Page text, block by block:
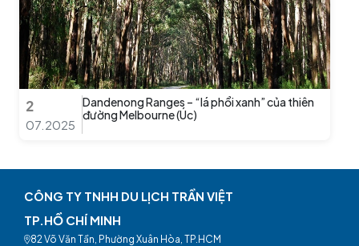
2
07.2025
Dandenong Ranges – “lá phổi xanh” của thiên
đường Melbourne (Úc)
CÔNG TY TNHH DU LỊCH TRẦN VIỆT
TP.HỒ CHÍ MINH
82 Võ Văn Tần, Phường Xuân Hòa, TP.HCM